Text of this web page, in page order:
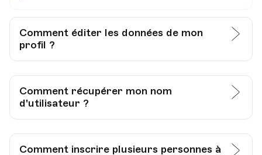
Comment éditer les données de mon
profil ?
Comment récupérer mon nom
d'utilisateur ?
Comment inscrire plusieurs personnes à